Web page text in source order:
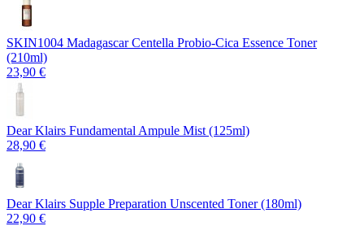
SKIN1004 Madagascar Centella Probio-Cica Essence Toner
(210ml)
23,90 €
Dear Klairs Fundamental Ampule Mist (125ml)
28,90 €
Dear Klairs Supple Preparation Unscented Toner (180ml)
22,90 €